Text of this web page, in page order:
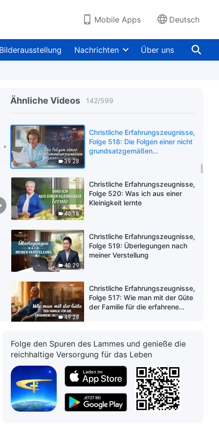
Mobile Apps Deutsch
Bilderausstellung Nachrichten Über uns
Ähnliche Videos 142/599
Folge 516: Als meine Hoffnung
zerplatzte, dass mein Sohn im
Liebe der Eltern: Wie geht man
39:28
Christliche Erfahrungszeugnisse,
Folge 518: Die Folgen einer nicht
grundsatzgemäßen
40:18
Christliche Erfahrungszeugnisse,
Folge 520: Was ich aus einer
Kleinigkeit lernte
40:29
Christliche Erfahrungszeugnisse,
Folge 519: Überlegungen nach
meiner Verstellung
49:28
Christliche Erfahrungszeugnisse,
Folge 517: Wie man mit der Güte
der Familie für die erfahrene
42:14
Christliche Erfahrungszeugnisse,
Folge 515: Wie ich meine
Minderwertigkeitsgefühle
erkannte
Christliche Erfahrungszeugnisse,
Folge 512: Meine Pflicht zu tun,
ist eine Verantwortung, der ich
Folge den Spuren des Lammes und genieße die
reichhaltige Versorgung für das Leben